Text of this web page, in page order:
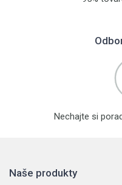
Nechajte si
Naše produkty